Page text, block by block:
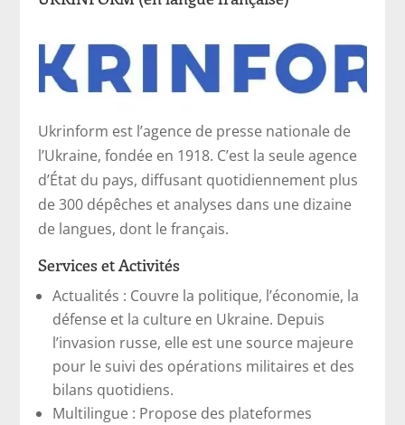
Ukrinform est l’agence de presse nationale de
l’Ukraine, fondée en 1918. C’est la seule agence
d’État du pays, diffusant quotidiennement plus
de 300 dépêches et analyses dans une dizaine
de langues, dont le français.
Services et Activités
Actualités : Couvre la politique, l’économie, la
défense et la culture en Ukraine. Depuis
l’invasion russe, elle est une source majeure
pour le suivi des opérations militaires et des
bilans quotidiens.
Multilingue : Propose des plateformes